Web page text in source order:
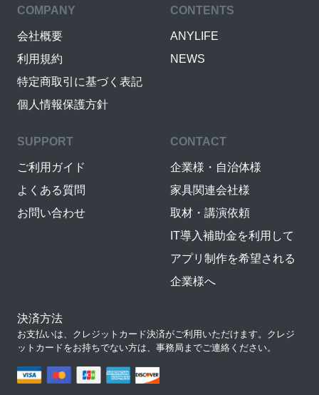
COMPANY
会社概要
利用規約
特定商取引に基づく表記
個人情報保護方針
CONTENTS
ANYLIFE
NEWS
SUPPORT
ご利用ガイド
よくある質問
お問い合わせ
CONTACT
企業様・自治体様
家具関連会社様
取材・講演依頼
IT導入補助金を利用して
アプリ制作を希望される
企業様へ
決済方法
お支払いは、クレジットカード決済がご利用いただけます。クレジ
ットカードをお持ちでない方は、事務局までご連絡ください。